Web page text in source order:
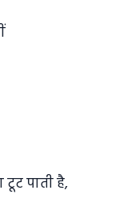
टूट पाती है,